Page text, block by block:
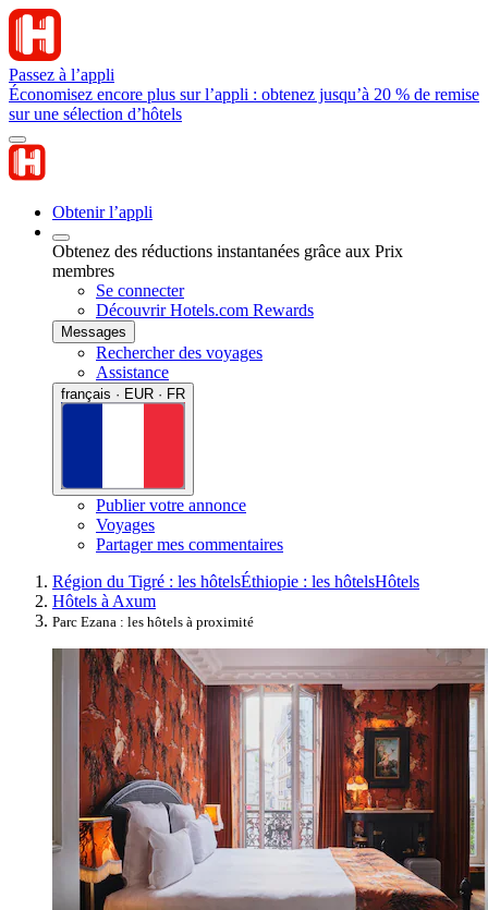
Passez à l’appli
Économisez encore plus sur l’appli : obtenez jusqu’à 20 % de remise
sur une sélection d’hôtels
Obtenir l’appli
Obtenez des réductions instantanées grâce aux Prix
membres
Se connecter
Découvrir Hotels.com Rewards
Messages
Rechercher des voyages
Assistance
français · EUR · FR
Publier votre annonce
Voyages
Partager mes commentaires
Région du Tigré : les hôtelsÉthiopie : les hôtelsHôtels
Hôtels à Axum
Parc Ezana : les hôtels à proximité